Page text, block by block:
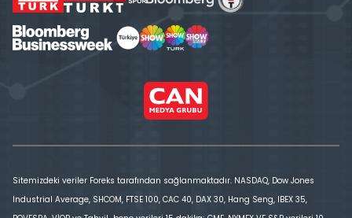
Sitemizdeki veriler Foreks tarafından sağlanmaktadır. NASDAQ, Dow Jones
Industrial Average, SHCOM, FTSE 100, CAC 40, DAX 30, Hang Seng, IBEX 35,